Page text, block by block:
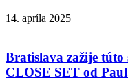
14. apríla 2025
Bratislava zažije
CLOSE SET od